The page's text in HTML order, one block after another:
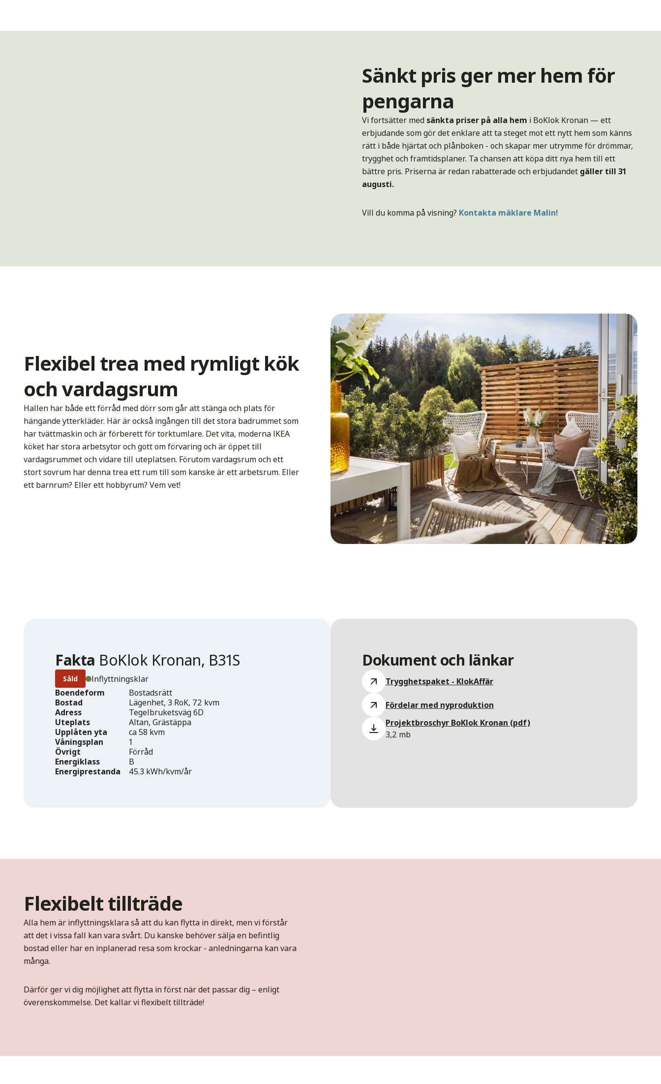
Sänkt pris ger mer hem för
pengarna
Vi fortsätter med sänkta priser på alla hem i BoKlok Kronan — ett
erbjudande som gör det enklare att ta steget mot ett nytt hem som känns
rätt i både hjärtat och plånboken - och skapar mer utrymme för drömmar,
trygghet och framtidsplaner. Ta chansen att köpa ditt nya hem till ett
bättre pris. Priserna är redan rabatterade och erbjudandet gäller till 31
augusti.
Vill du komma på visning? Kontakta mäklare Malin!
Flexibel trea med rymligt kök
och vardagsrum
Hallen har både ett förråd med dörr som går att stänga och plats för
hängande ytterkläder. Här är också ingången till det stora badrummet som
har tvättmaskin och är förberett för torktumlare. Det vita, moderna IKEA
köket har stora arbetsytor och gott om förvaring och är öppet till
vardagsrummet och vidare till uteplatsen. Förutom vardagsrum och ett
stort sovrum har denna trea ett rum till som kanske är ett arbetsrum. Eller
ett barnrum? Eller ett hobbyrum? Vem vet!
Fakta BoKlok Kronan, B31S
Såld
Inflyttningsklar
Boendeform
Bostadsrätt
Bostad
Lägenhet, 3 RoK, 72 kvm
Adress
Tegelbruketsväg 6D
Uteplats
Altan, Grästäppa
Upplåten yta
ca 58 kvm
Våningsplan
1
Övrigt
Förråd
Energiklass
B
Energiprestanda
45.3 kWh/kvm/år
Dokument och länkar
Trygghetspaket - KlokAffär
Fördelar med nyproduktion
Projektbroschyr BoKlok Kronan (pdf)
3,2 mb
Flexibelt tillträde
Alla hem är inflyttningsklara så att du kan flytta in direkt, men vi förstår
att det i vissa fall kan vara svårt. Du kanske behöver sälja en befintlig
bostad eller har en inplanerad resa som krockar - anledningarna kan vara
många.
Därför ger vi dig möjlighet att flytta in först när det passar dig – enligt
överenskommelse. Det kallar vi flexibelt tillträde!